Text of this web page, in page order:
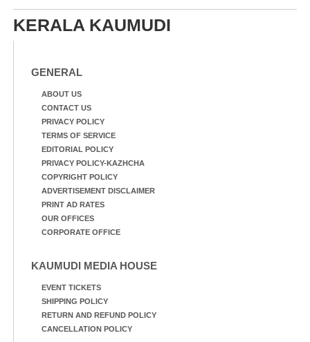
മാറ്റുന്ന സുരക്ഷാസേനാം
ഗങ്ങൾ
KERALA KAUMUDI
GENERAL
ABOUT US
CONTACT US
PRIVACY POLICY
TERMS OF SERVICE
EDITORIAL POLICY
PRIVACY POLICY-KAZHCHA
COPYRIGHT POLICY
ADVERTISEMENT DISCLAIMER
PRINT AD RATES
OUR OFFICES
CORPORATE OFFICE
KAUMUDI MEDIA HOUSE
EVENT TICKETS
SHIPPING POLICY
RETURN AND REFUND POLICY
CANCELLATION POLICY